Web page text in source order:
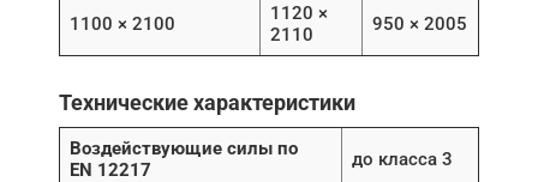
1100 × 2100
1120 ×
2110
950 × 2005
Технические характеристики
Воздействующие силы по
EN 12217
до класса 3